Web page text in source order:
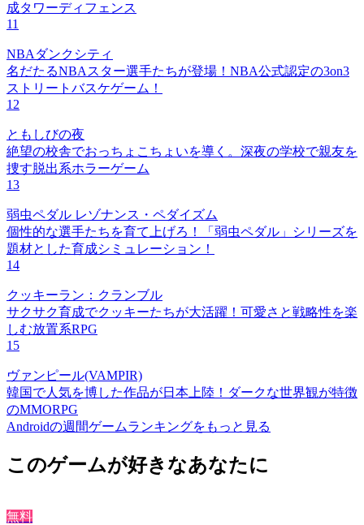
成タワーディフェンス
11
NBAダンクシティ
名だたるNBAスター選手たちが登場！NBA公式認定の3on3
ストリートバスケゲーム！
12
ともしびの夜
絶望の校舎でおっちょこちょいを導く。深夜の学校で親友を
捜す脱出系ホラーゲーム
13
弱虫ペダル レゾナンス・ペダイズム
個性的な選手たちを育て上げろ！「弱虫ペダル」シリーズを
題材とした育成シミュレーション！
14
クッキーラン：クランブル
サクサク育成でクッキーたちが大活躍！可愛さと戦略性を楽
しむ放置系RPG
15
ヴァンピール(VAMPIR)
韓国で人気を博した作品が日本上陸！ダークな世界観が特徴
のMMORPG
Androidの週間ゲームランキングをもっと見る
このゲームが好きなあなたに
無料